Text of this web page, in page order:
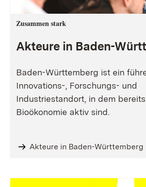
Zusammen stark
Akteure in Baden-
Baden-Württemberg ist ein
Innovations-, Forschungs- und
Industriestandort, in dem
Bioökonomie aktiv sind.
Akteure in Baden-Württemberg